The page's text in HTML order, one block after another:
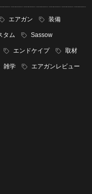
エアガン 装備
タム Sassow
エンドケイプ 取材
雑学 エアガンレビュー